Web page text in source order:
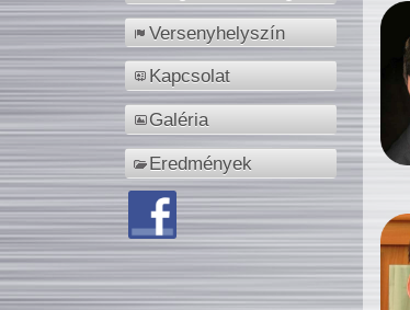
Versenyhelyszín
Kapcsolat
Galéria
Eredmények